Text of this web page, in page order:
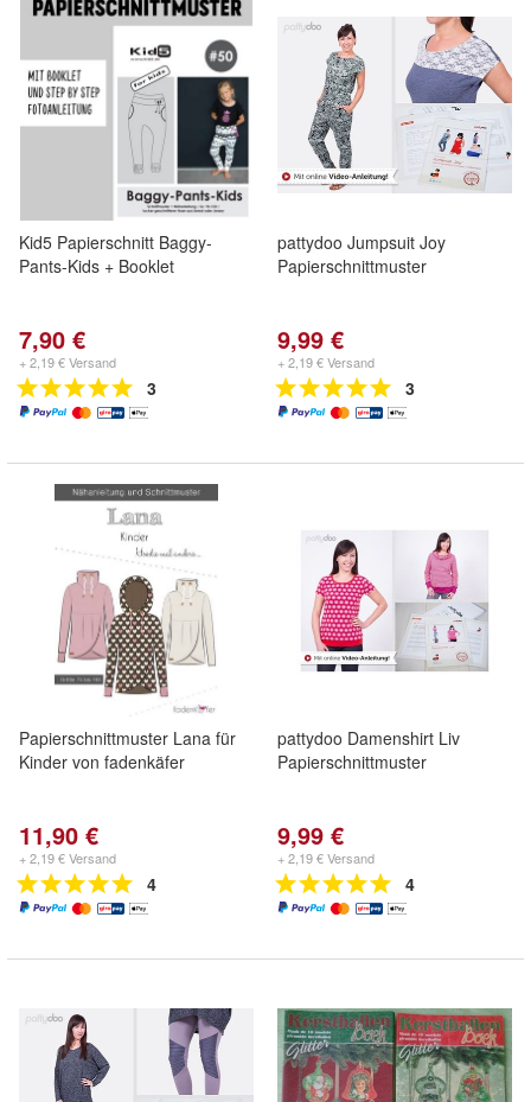
Kid5 Papierschnitt Baggy-
Pants-Kids + Booklet
7,90 €
+ 2,19 € Versand
3
pattydoo Jumpsuit Joy
Papierschnittmuster
9,99 €
+ 2,19 € Versand
3
Papierschnittmuster Lana für
Kinder von fadenkäfer
11,90 €
+ 2,19 € Versand
4
pattydoo Damenshirt Liv
Papierschnittmuster
9,99 €
+ 2,19 € Versand
4